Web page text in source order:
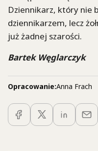
Dziennikarz, który nie
dziennikarzem, lecz
już żadnej szarości.
Bartek Węglarczyk
Opracowanie:Anna Frach